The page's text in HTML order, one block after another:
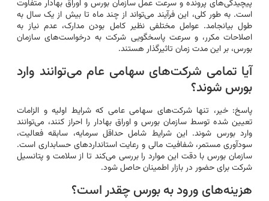
پیچیدگی‌های پرونده و سرعت عمل سازمان بورس و اوراق بهادار متفاوت
است. به طور کلی، این فرآیند می‌تواند از چند ماه تا بیش از یک سال به
طول بیانجامد. عوامل مختلفی نظیر کامل بودن مدارک، عدم نیاز به
اصلاحات مکرر، و سرعت پاسخگویی شرکت به درخواست‌های سازمان
بورس، بر این مدت زمان تاثیرگذار هستند.
آیا تمامی شرکت‌های سهامی عام می‌توانند وارد
بورس شوند؟
پاسخ: خیر، تنها شرکت‌های سهامی عامی که شرایط اولیه و الزامات
تعیین شده توسط سازمان بورس و اوراق بهادار را احراز کنند، می‌توانند
وارد بورس شوند. این شرایط شامل حداقل سرمایه، سابقه فعالیت،
سودآوری مستمر، شفافیت مالی و رعایت استانداردهای حسابداری است.
سازمان بورس با دقت این موارد را بررسی می‌کند تا از سلامت و پتانسیل
شرکت برای حضور در بازار اطمینان حاصل شود.
هزینه‌های ورود به بورس چقدر است؟